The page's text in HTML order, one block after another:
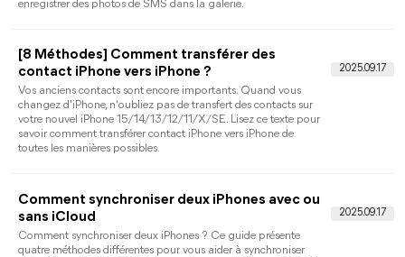
Existe-t-il AirDrop sur PC et comment télécharger AirDrop
fichiers plus facilement.
Résolu : iPhone ne se connect pas au PC via
câble USB
conseils utiles pour iPhone ne se connecte pas au PC.